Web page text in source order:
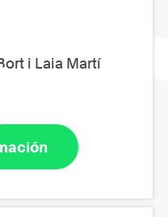
i Laia Martí